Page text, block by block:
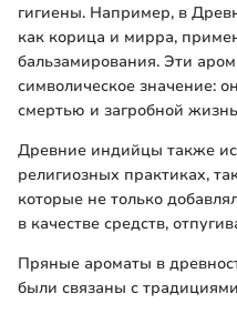
гигиены. Например, в
как корица и мирра,
бальзамирования. Эти
символическое значение:
смертью и загробной
Древние индийцы также
религиозных практиках,
которые не только
в качестве средств,
Пряные ароматы в
были связаны с